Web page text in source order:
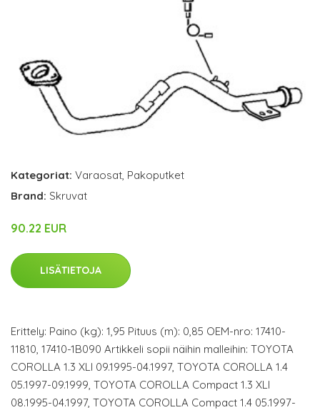
Kategoriat: Varaosat, Pakoputket
Brand: Skruvat
90.22 EUR
LISÄTIETOJA
Erittely: Paino (kg): 1,95 Pituus (m): 0,85 OEM-nro: 17410-
11810, 17410-1B090 Artikkeli sopii näihin malleihin: TOYOTA
COROLLA 1.3 XLI 09.1995-04.1997, TOYOTA COROLLA 1.4
05.1997-09.1999, TOYOTA COROLLA Compact 1.3 XLI
08.1995-04.1997, TOYOTA COROLLA Compact 1.4 05.1997-